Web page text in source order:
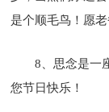
是个顺毛鸟！愿
8、思念是一
您节日快乐！